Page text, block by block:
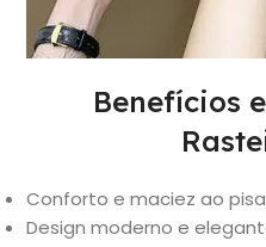
Benefícios
Conforto e maciez ao
Design moderno e